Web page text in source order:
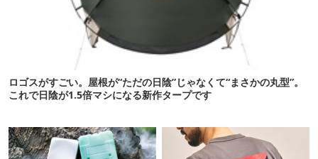
ロゴスがすごい。屋根が“ただの日陰”じゃなくて“まさかの丸型”。
これで日陰が1.5倍マシになる新作タープです